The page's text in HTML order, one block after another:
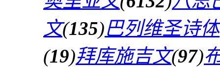
文(135)巴列维圣诗体
(19)拜库施吉文(97)